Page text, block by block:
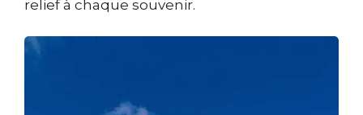
relief à chaque souvenir.